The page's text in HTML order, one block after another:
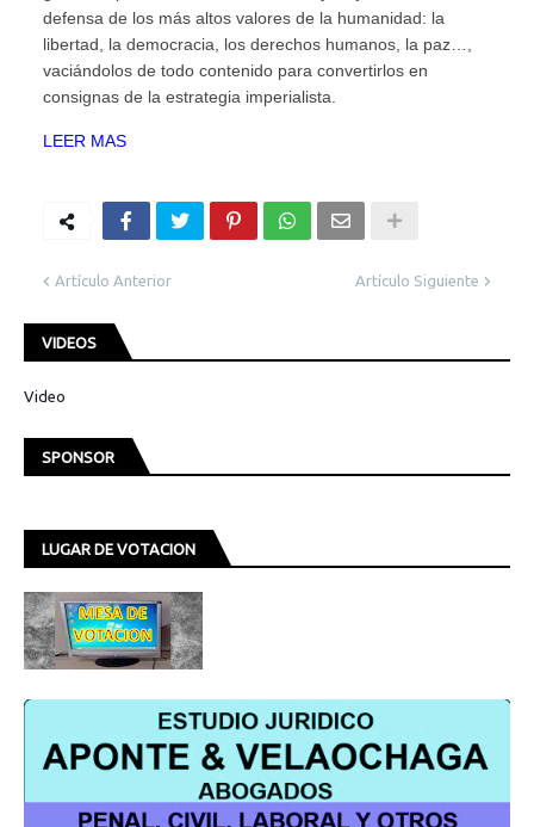
defensa de los más altos valores de la humanidad: la
libertad, la democracia, los derechos humanos, la paz…,
vaciándolos de todo contenido para convertirlos en
consignas de la estrategia imperialista.
LEER MAS
Artículo Anterior Artículo Siguiente
VIDEOS
Video
SPONSOR
LUGAR DE VOTACION